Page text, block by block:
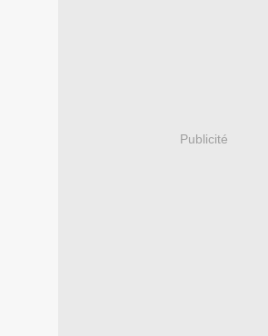
Publicité